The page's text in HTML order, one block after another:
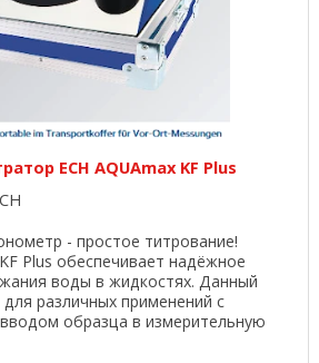
ECH AQUAmax KF Plus
- простое титрование!
Plus обеспечивает надёжное
воды в жидкостях. Данный
различных применений с
образца в измерительную